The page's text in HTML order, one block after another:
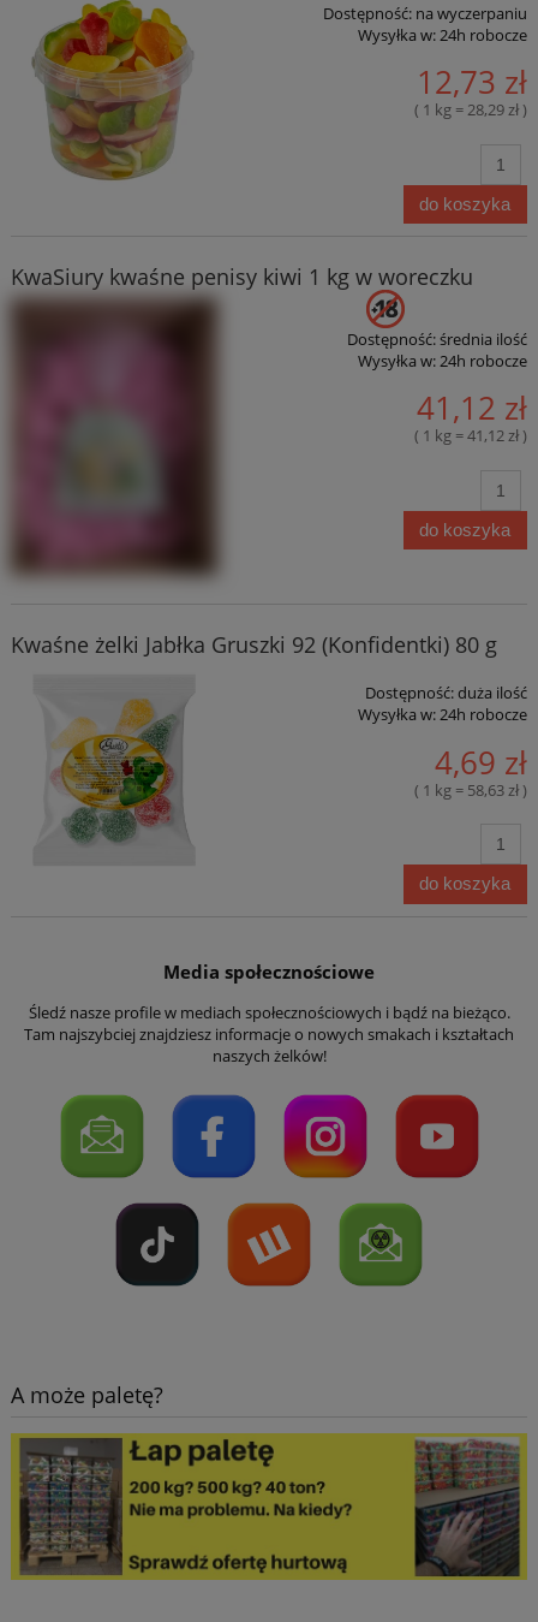
Dostępność: na wyczerpaniu
Wysyłka w:24h robocze
12,73 zł
( 1 kg = 28,29 zł )
do koszyka
KwaSiury kwaśne penisy kiwi 1 kg w woreczku
Dostępność:średnia ilość
Wysyłka w:24h robocze
41,12 zł
( 1 kg = 41,12 zł )
do koszyka
Kwaśne żelki Jabłka Gruszki 92 (Konfidentki) 80 g
Dostępność:duża ilość
Wysyłka w:24h robocze
4,69 zł
( 1 kg = 58,63 zł )
do koszyka
Media społecznościowe
Śledź nasze profile w mediach społecznościowych i bądź na bieżąco.
Tam najszybciej znajdziesz informacje o nowych smakach i kształtach
naszych żelków!
A może paletę?